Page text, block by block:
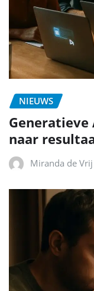
NIEUWS
Generatieve
naar
Miranda de Vrij